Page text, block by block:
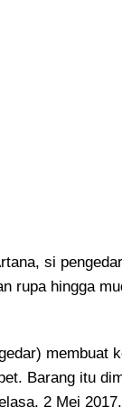
si
rupa hingga
membuat
Barang itu
2 Mei 2017.